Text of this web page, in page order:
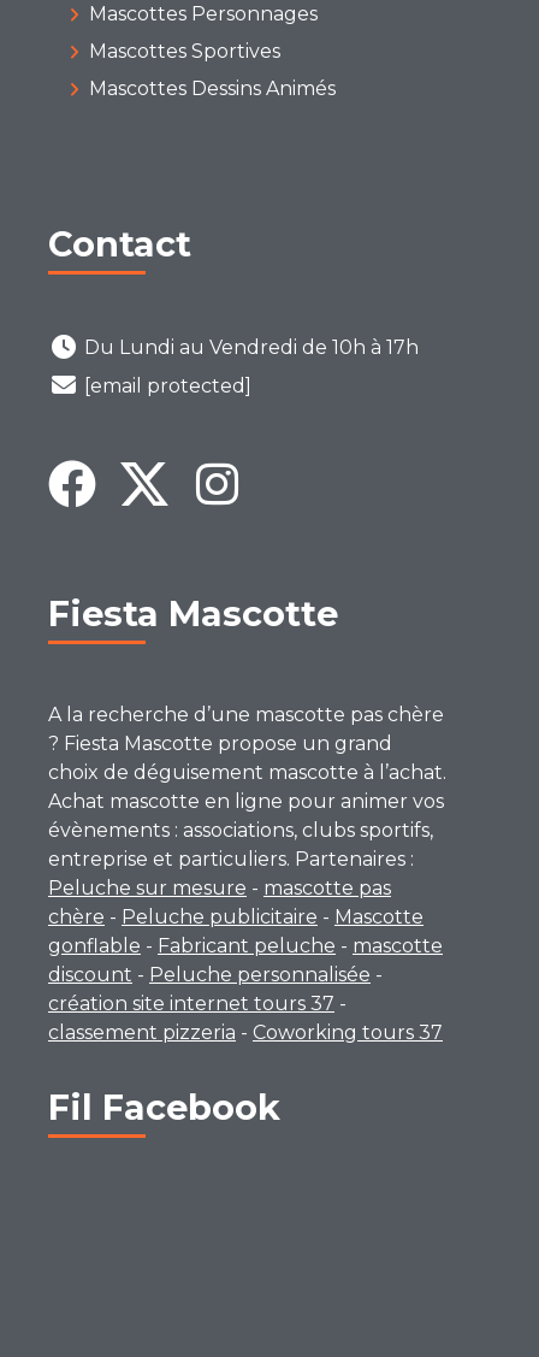
Mascottes Personnages
Mascottes Sportives
Mascottes Dessins Animés
Contact
Du Lundi au Vendredi de 10h à 17h
[email protected]
Fiesta Mascotte
A la recherche d’une mascotte pas chère
? Fiesta Mascotte propose un grand
choix de déguisement mascotte à l’achat.
Achat mascotte en ligne pour animer vos
évènements : associations, clubs sportifs,
entreprise et particuliers. Partenaires :
Peluche sur mesure - mascotte pas
chère - Peluche publicitaire - Mascotte
gonflable - Fabricant peluche - mascotte
discount - Peluche personnalisée -
création site internet tours 37 -
classement pizzeria - Coworking tours 37
Fil Facebook